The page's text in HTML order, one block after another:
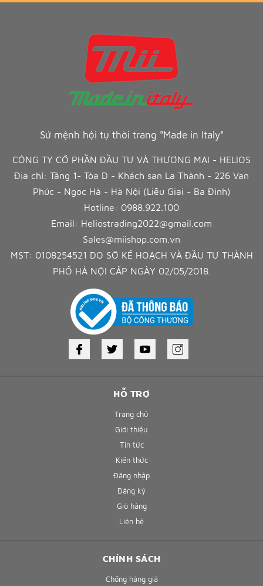
HỖ TRỢ
Trang chủ
Giới thiệu
Tin tức
Kiến thức
Đăng nhập
Đăng ký
Giỏ hàng
Liên hệ
Sứ mệnh hội tụ thời trang "Made in Italy"
CÔNG TY CỔ PHẦN ĐẦU TƯ VÀ THƯƠNG MẠI - HELIOS
Địa chỉ: Tầng 1- Tòa D - Khách sạn La Thành - 226 Vạn
Phúc - Ngọc Hà - Hà Nội (Liễu Giai - Ba Đình)
Hotline: 0988.922.100
Email: Heliostrading2022@gmail.com
Sales@miishop.com.vn
MST: 0108254521 DO SỞ KẾ HOẠCH VÀ ĐẦU TƯ THÀNH
PHỐ HÀ NỘI CẤP NGÀY 02/05/2018.
CHÍNH SÁCH
Chống hàng giả